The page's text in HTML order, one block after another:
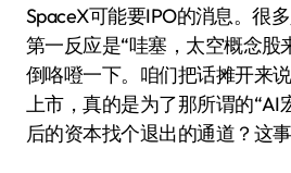
SpaceX可能要IPO的消息。很
第一反应是“哇塞，太空概念股
倒咯噔一下。咱们把话摊开来
上市，真的是为了那所谓的“AI
后的资本找个退出的通道？这事